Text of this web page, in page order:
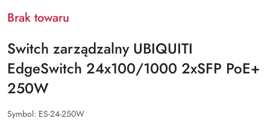
Brak towaru
Switch zarządzalny UBIQUITI
EdgeSwitch 24x100/1000 2xSFP PoE+
250W
Symbol: ES-24-250W